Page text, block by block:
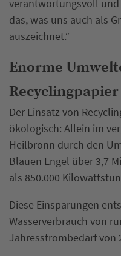
verantwortungsvoll
das, was uns auch als
auszeichnet.“
Enorme
Recyclingpapier
Der Einsatz von
ökologisch: Allein im
Heilbronn durch den
Blauen Engel über 3,7
als 850.000
Diese Einsparungen
Wasserverbrauch von
Jahresstrombedarf von